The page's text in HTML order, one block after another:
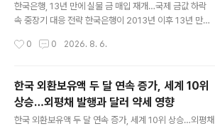
번 자금 투입은 신속한 상품 확보와 협력업체 대금 지급을
목적으로 이루어집니다.현재까지 일부 상품은 영업 중단
지 않아 정상적인 영업 재개에는 부족한 상황입니다. 그간
한국은행, 13년 만에 실물 금 매입 재개…국제 금값 하락
속 중장기 대응 전략 한국은행이 2013년 이후 13년 만에
투자자들의 관심이 집중되고 있습니다. 8월 5일 한국은행
하는 금 중 수출 예정 물량 4~5톤을 국제 시세 기준 원화
로 매입한다고 밝혔습니다.이는 기존에 해외에서 달러로
매입하던 방식과 차별화되어, 보관도 국내에 위치하게 됩
니다. 현재 한국은행이 보유 중인 금은 104.4톤으로, 외환
0 0 2026. 8. 6.
한국 외환보유액 두 달 연속 증가, 세계 10위
상승…외평채 발행과 달러 약세 영향
한국 외환보유액 두 달 연속 증가, 세계 10위 상승…외평채